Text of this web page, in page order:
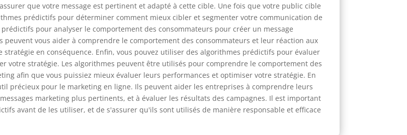
que votre message est pertinent et adapté à cette cible. Une fois que votre public cible
prédictifs pour déterminer comment mieux cibler et segmenter votre communication de
pour analyser le comportement des consommateurs pour créer un message
vous aider à comprendre le comportement des consommateurs et leur réaction aux
en conséquence. Enfin, vous pouvez utiliser des algorithmes prédictifs pour évaluer
votre stratégie. Les algorithmes peuvent être utilisés pour comprendre le comportement des
afin que vous puissiez mieux évaluer leurs performances et optimiser votre stratégie. En
précieux pour le marketing en ligne. Ils peuvent aider les entreprises à comprendre leurs
marketing plus pertinents, et à évaluer les résultats des campagnes. Il est important
avant de les utiliser, et de s'assurer qu'ils sont utilisés de manière responsable et efficace